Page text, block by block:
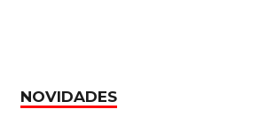
NOVIDADES